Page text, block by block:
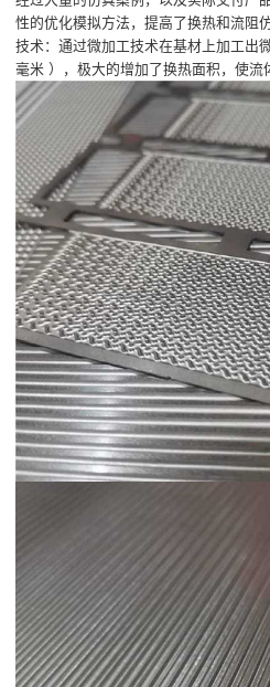
性的优化模拟方法，提高了换热和流阻
技术：通过微加工技术在基材上加工出
毫米 ），极大的增加了换热面积，使流